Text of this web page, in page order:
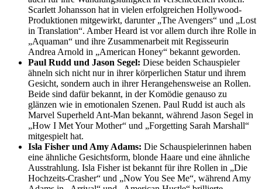
Scarlett Johansson hat in vielen erfolgreichen Hollywood-
Produktionen mitgewirkt, darunter „The Avengers“ und „Lost
in Translation“. Amber Heard ist vor allem durch ihre Rolle in
„Aquaman“ und ihre Zusammenarbeit mit Regisseurin
Andrea Arnold in „American Honey“ bekannt geworden.
Paul Rudd und Jason Segel: Diese beiden Schauspieler
ähneln sich nicht nur in ihrer körperlichen Statur und ihrem
Gesicht, sondern auch in ihrer Herangehensweise an Rollen.
Beide sind dafür bekannt, in der Komödie genauso zu
glänzen wie in emotionalen Szenen. Paul Rudd ist auch als
Marvel Superheld Ant-Man bekannt, während Jason Segel in
„How I Met Your Mother“ und „Forgetting Sarah Marshall“
mitgespielt hat.
Isla Fisher und Amy Adams: Die Schauspielerinnen haben
eine ähnliche Gesichtsform, blonde Haare und eine ähnliche
Ausstrahlung. Isla Fisher ist bekannt für ihre Rollen in „Die
Hochzeits-Crasher“ und „Now You See Me“, während Amy